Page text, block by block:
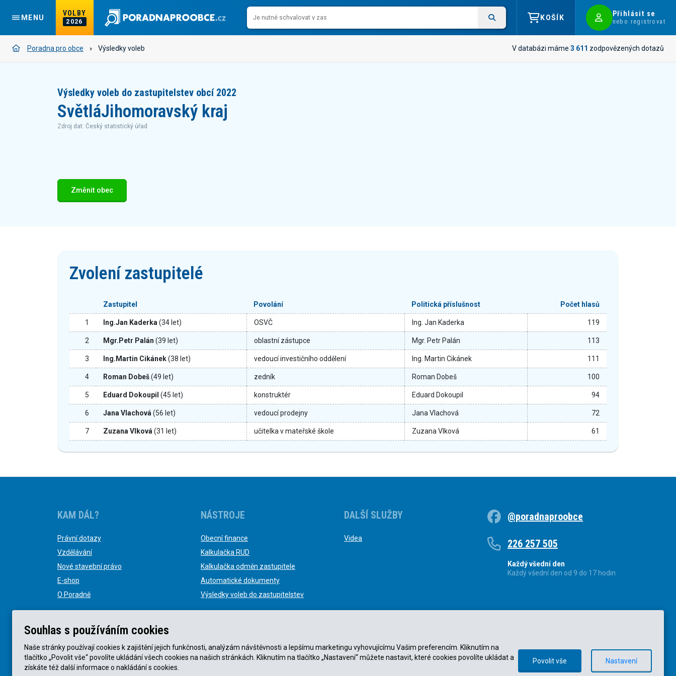
MENU
VOLBY
2026
KOŠÍK Přihlásit se
nebo registrovat
Poradna pro obce Výsledky voleb V databázi máme 3 611 zodpovězených dotazů
Výsledky voleb do zastupitelstev obcí 2022
SvětláJihomoravský kraj
Zdroj dat: Český statistický úřad
Změnit obec
Zvolení zastupitelé
Zastupitel Povolání Politická příslušnost Počet hlasů
1 Ing.Jan Kaderka (34 let) OSVČ Ing. Jan Kaderka 119
2 Mgr.Petr Palán (39 let) oblastní zástupce Mgr. Petr Palán 113
3 Ing.Martin Cikánek(38 let) vedoucí investičního oddělení Ing. Martin Cikánek 111
4 Roman Dobeš(49 let) zedník Roman Dobeš 100
5 Eduard Dokoupil (45 let) konstruktér Eduard Dokoupil 94
6 Jana Vlachová (56 let) vedoucí prodejny Jana Vlachová 72
7 Zuzana Vlková (31 let) učitelka v mateřské škole Zuzana Vlková 61
KAM DÁL?
Právní dotazy
Vzdělávání
Nové stavební právo
E-shop
O Poradně
NÁSTROJE
Obecní finance
Kalkulačka RUD
Kalkulačka odměn zastupitele
Automatické dokumenty
Výsledky voleb do zastupitelstev
DALŠÍ SLUŽBY
Videa
@poradnaproobce
226 257 505
Každý všední den
Každý všední den od 9 do 17 hodin
© KVB advokátní kancelář s.r.o. 2025 | Zásady ochrany osobních údajů
Souhlas s používáním cookies
Naše stránky používají cookies k zajištění jejich funkčnosti, analýzám návštěvnosti a lepšímu marketingu vyhovujícímu Vašim preferencím. Kliknutím na
tlačítko „Povolit vše“ povolíte ukládání všech cookies na našich stránkách. Kliknutím na tlačítko „Nastavení“ můžete nastavit, které cookies povolíte ukládat a
získáte též další informace o nakládání s cookies.
Povolit vše Nastavení